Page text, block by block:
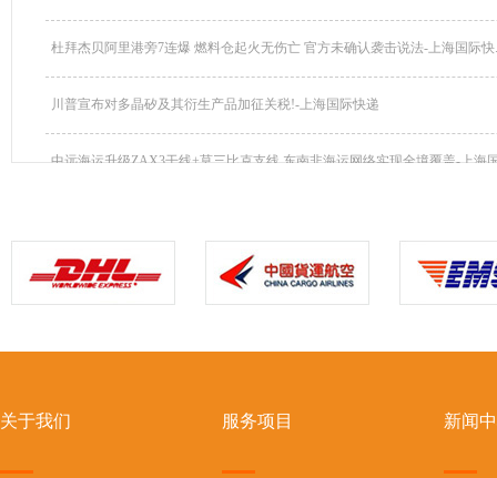
杜拜杰贝阿里港旁7连爆 燃料仓起火无伤亡 官方未确认袭击说法-上海国际快
川普宣布对多晶矽及其衍生产品加征关税!-上海国际快递
中远海运升级ZAX3干线+莫三比克支线,东南非海运网络实现全境覆盖-上海
关于我们 服务项目 新闻